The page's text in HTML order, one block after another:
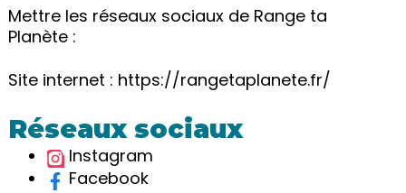
Mettre les réseaux sociaux de Range ta
Planète :
Site internet : https://rangetaplanete.fr/
Réseaux sociaux
Instagram
Facebook